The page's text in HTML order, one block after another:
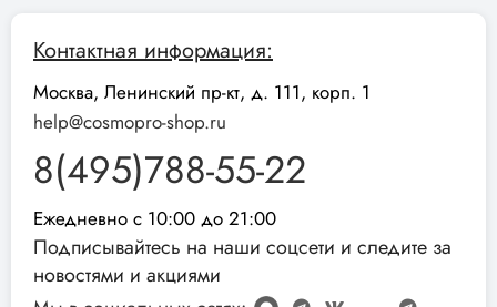
Контактная информация:
Москва, Ленинский пр-кт, д. 111, корп. 1
help@cosmopro-shop.ru
8(495)788-55-22
Ежедневно с 10:00 до 21:00
Подписывайтесь на наши соцсети и следите за
новостями и акциями